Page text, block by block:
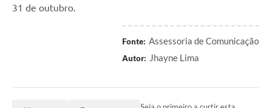
31 de outubro.
Fonte: Assessoria de Comunicação
Autor: Jhayne Lima